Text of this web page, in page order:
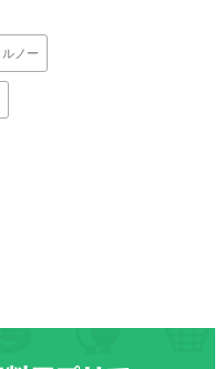
ルノー